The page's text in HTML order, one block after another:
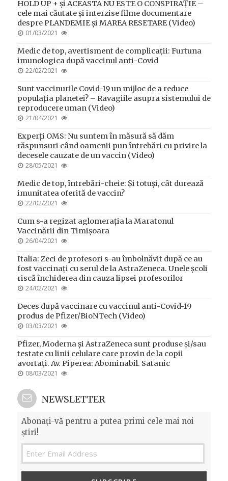
HOLD UP + și ACEASTA NU ESTE O CONSPIRAȚIE –
cele mai căutate și interzise filme documentare
despre PLANDEMIE și MAREA RESETARE (Video)
POSTED
01/03/2021
Medic de top, avertisment de complicații: Furtuna
imunologica după vaccinul anti-Covid
POSTED
22/02/2021
Sunt vaccinurile Covid-19 un mijloc de a reduce
populația planetei? – Ravagiile asupra sistemului de
reproducere uman (Video)
POSTED
21/04/2021
Experți OMS: Nu suntem în măsură să dăm
răspunsuri când oamenii pun întrebări cu privire la
decesele cauzate de un vaccin (Video)
POSTED
28/05/2021
Medic de top, întrebări-cheie: Și totuși, cât durează
imunitatea oferită de vaccin?
POSTED
22/02/2021
Cum s-a regizat aglomerația la Maratonul
Vaccinării din Timișoara
POSTED
26/04/2021
Italia: Zeci de profesori s-au îmbolnăvit după ce au
fost vaccinați cu serul de la AstraZeneca. Unele școli
riscă închiderea din cauza lipsei profesorilor
POSTED
24/02/2021
Deces după vaccinare cu vaccinul anti-Covid-19
produs de Pfizer/BioNTech (Video)
POSTED
03/03/2021
Pfizer, Moderna și AstraZeneca sunt produse și/sau
testate cu linii celulare care provin de la copii
avortați. Av. Piperea: Abominabil. Satanic
POSTED
08/03/2021
NEWSLETTER
Abonați-vă pentru a putea primi cele mai noi
știri!